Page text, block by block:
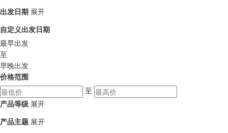
出发日期 展开
自定义出发日期
最早出发
至
早晚出发
价格范围
至
产品等级 展开
产品主题 展开